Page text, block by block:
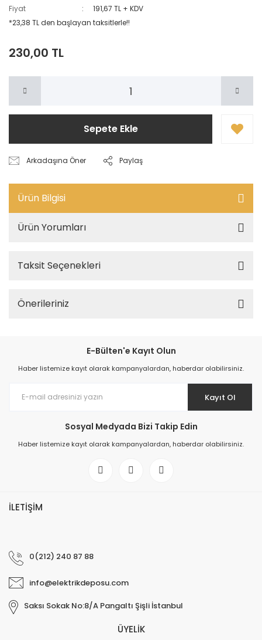
Fiyat
191,67 TL + KDV
*23,38 TL den başlayan taksitlerle!!
230,00 TL
Sepete Ekle
Arkadaşına Öner Paylaş
Ürün Bilgisi
Ürün Yorumları
Taksit Seçenekleri
Önerileriniz
E-Bülten'e Kayıt Olun
Haber listemize kayıt olarak kampanyalardan, haberdar olabilirsiniz.
Kayıt Ol
Sosyal Medyada Bizi Takip Edin
Haber listemize kayıt olarak kampanyalardan, haberdar olabilirsiniz.
İLETİŞİM
0(212) 240 87 88
info@elektrikdeposu.com
Saksı Sokak No:8/A Pangaltı Şişli İstanbul
ÜYELİK